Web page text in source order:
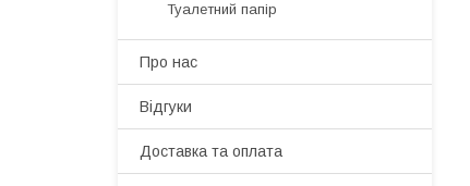
Туалетний папір
Про нас
Відгуки
Доставка та оплата